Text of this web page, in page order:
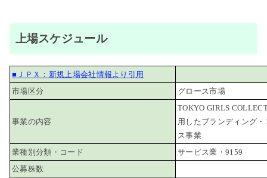
上場スケジュール
■ＪＰＸ：新規上場会社情報より引用
市場区分
グロース市場
事業の内容
TOKYO GIRLS
用したブランディング
ス事業
業種別分類・コード
サービス業・9159
公募株数